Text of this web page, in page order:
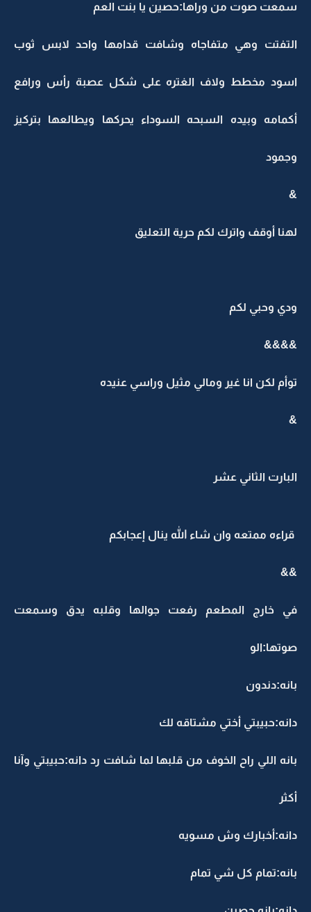
سمعت صوت من وراها:حصين يا بنت العم
التفتت وهي متفاجاه وشافت قدامها واحد لابس ثوب
اسود مخطط ولاف الغتره على شكل عصبة رأس ورافع
أكمامه وبيده السبحه السوداء يحركها ويطالعها بتركيز
وجمود
&
لهنا أوقف واترك لكم حرية التعليق
ودي وحبي لكم
&&&&
توأم لكن انا غير ومالي مثيل وراسي عنيده
&
البارت الثاني عشر
قراءه ممتعه وان شاء الله ينال إعجابكم
&&
في خارج المطعم رفعت جوالها وقلبه يدق وسمعت
صوتها:الو
بانه:دندون
دانه:حبيبتي أختي مشتاقه لك
بانه اللي راح الخوف من قلبها لما شافت رد دانه:حبيبتي وآنا
أكثر
دانه:أخبارك وش مسويه
بانه:تمام كل شي تمام